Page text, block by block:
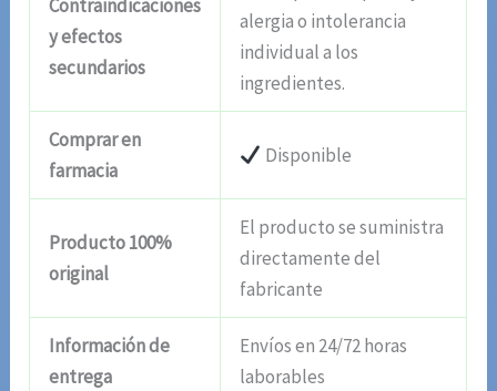
Contraindicaciones
y efectos
secundarios
alergia o intolerancia
individual a los
ingredientes.
Comprar en
farmacia
Disponible
Producto 100%
original
El producto se suministra
directamente del
fabricante
Información de
entrega
Envíos en 24/72 horas
laborables